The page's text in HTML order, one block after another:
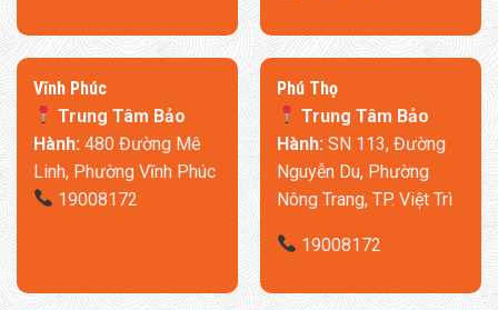
: Nghỉ ngơi tự nhiên, giảm áp lực khi nằm.
Với hệ thống 7 vùng thông minh này, 8H đã tạo nên một sản
phẩm không chỉ là sofa mà còn là “trợ thủ” chăm sóc sức
khỏe. Và tạiMisocson
, chúng tôi đảm bảo bạn sẽ nhận được
phiên bản chính hãng, chất lượng cao nhất để tận hưởng sự
thư thái tuyệt đối ngay tại nhà!
​Vĩnh Phúc
Trung Tâm Bảo
Hành: 480 Đường Mê
Linh, Phường Vĩnh Phúc
19008172
​Phú Thọ
Trung Tâm Bảo
Hành: SN 113, Đường
Nguyễn Du, Phường
Nông Trang, TP. Việt Trì
19008172